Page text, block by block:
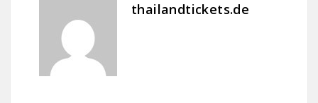
thailandtickets.de